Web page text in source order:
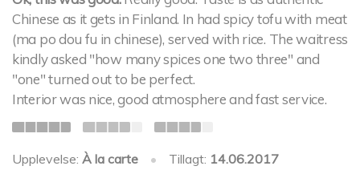
Chinese as it gets in Finland. In had spicy tofu with meat
(ma po dou fu in chinese), served with rice. The waitress
kindly asked "how many spices one two three" and
"one" turned out to be perfect.
Interior was nice, good atmosphere and fast service.
Upplevelse: À la carte • Tillagt: 14.06.2017